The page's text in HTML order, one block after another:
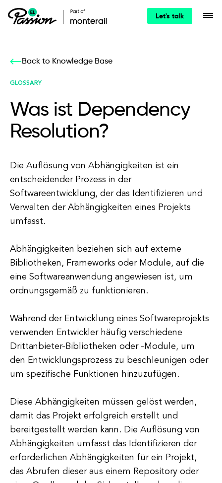
Let's talk
Back to Knowledge Base
GLOSSARY
Was ist Dependency
Resolution?
Die Auflösung von Abhängigkeiten ist ein
entscheidender Prozess in der
Softwareentwicklung, der das Identifizieren und
Verwalten der Abhängigkeiten eines Projekts
umfasst.
Abhängigkeiten beziehen sich auf externe
Bibliotheken, Frameworks oder Module, auf die
eine Softwareanwendung angewiesen ist, um
ordnungsgemäß zu funktionieren.
Während der Entwicklung eines Softwareprojekts
verwenden Entwickler häufig verschiedene
Drittanbieter-Bibliotheken oder -Module, um
den Entwicklungsprozess zu beschleunigen oder
um spezifische Funktionen hinzuzufügen.
Diese Abhängigkeiten müssen gelöst werden,
damit das Projekt erfolgreich erstellt und
bereitgestellt werden kann. Die Auflösung von
Abhängigkeiten umfasst das Identifizieren der
erforderlichen Abhängigkeiten für ein Projekt,
das Abrufen dieser aus einem Repository oder